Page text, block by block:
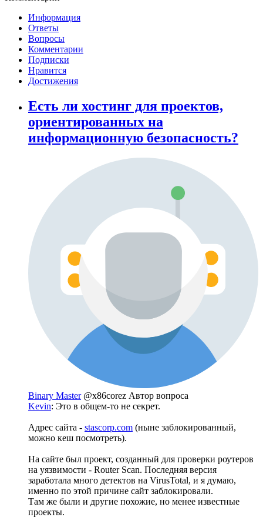
Информация
Ответы
Вопросы
Комментарии
Подписки
Нравится
Достижения
Есть ли хостинг для проектов,
ориентированных на
информационную безопасность?
Binary Master @x86corez Автор вопроса
Kevin: Это в общем-то не секрет.
Адрес сайта - stascorp.com (ныне заблокированный,
можно кеш посмотреть).
На сайте был проект, созданный для проверки роутеров
на уязвимости - Router Scan. Последняя версия
заработала много детектов на VirusTotal, и я думаю,
именно по этой причине сайт заблокировали.
Там же были и другие похожие, но менее известные
проекты.